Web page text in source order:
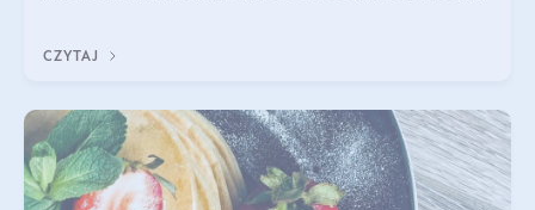
CZYTAJ